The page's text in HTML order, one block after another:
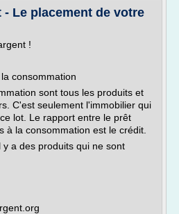
- Le placement de votre
!
consommation
sont tous les produits et
C'est seulement l'immobilier qui
lot. Le rapport entre le prêt
à la consommation est le crédit.
a des produits qui ne sont